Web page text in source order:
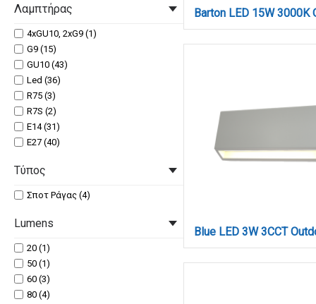
Λαμπτήρας
4xGU10, 2xG9 (1)
G9 (15)
GU10 (43)
Led (36)
R75 (3)
R7S (2)
Ε14 (31)
Ε27 (40)
Τύπος
Σποτ Ράγας (4)
Lumens
20 (1)
50 (1)
60 (3)
80 (4)